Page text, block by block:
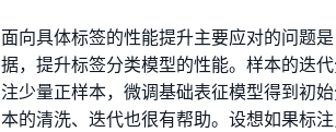
面向具体标签的性能提升主要应对的问题
据，提升标签分类模型的性能。样本的迭
注少量正样本，微调基础表征模型得到初
本的清洗、迭代也很有帮助。设想如果标